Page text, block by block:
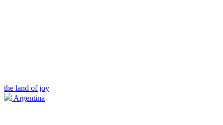
the land of joy
Argentina